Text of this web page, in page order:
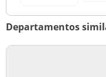
Departamentos